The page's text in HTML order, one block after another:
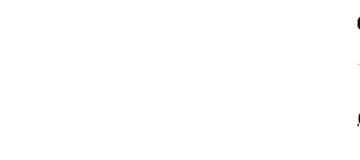
declarar como investigados
Origen de la causa, la